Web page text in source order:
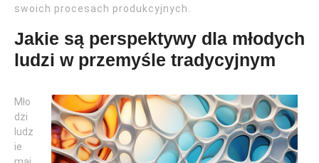
swoich procesach produkcyjnych.
Jakie są perspektywy dla młodych
ludzi w przemyśle tradycyjnym
Mło
dzi
ludz
ie